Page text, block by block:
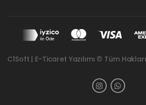
C1Soft | E-Ticaret Yazılımı © Tüm